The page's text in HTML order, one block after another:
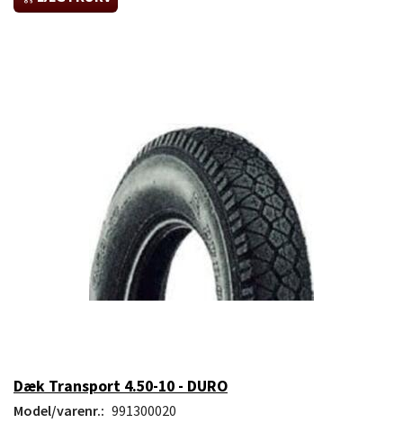
Dæk Transport 4.50-10 - DURO
Model/varenr.: 991300020